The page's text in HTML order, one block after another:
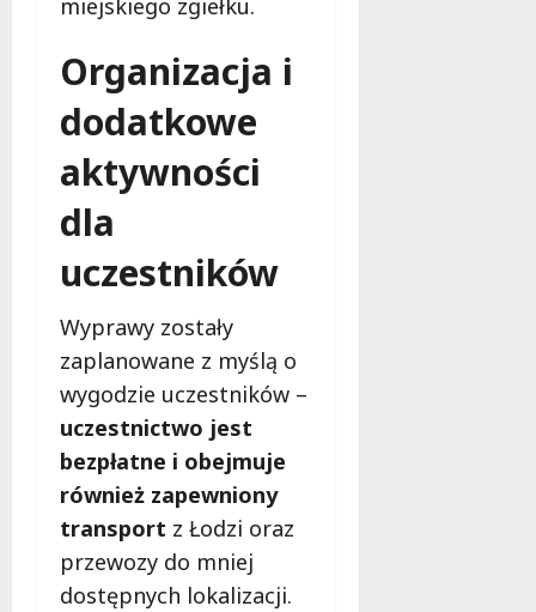
Organizacja i
dodatkowe
aktywności
dla
uczestników
Wyprawy zostały
zaplanowane z myślą o
wygodzie uczestników –
uczestnictwo jest
bezpłatne i obejmuje
również zapewniony
transport z Łodzi oraz
przewozy do mniej
dostępnych lokalizacji.